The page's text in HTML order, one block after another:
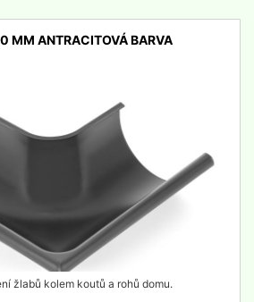
MM ANTRACITOVÁ BARVA
žlabů kolem koutů a rohů domu.